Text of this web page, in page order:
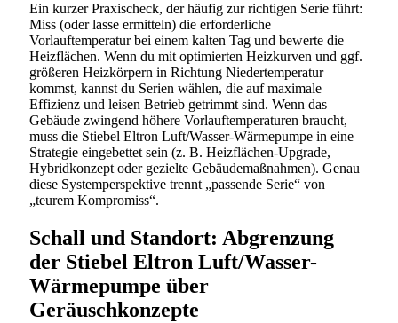
Ein kurzer Praxischeck, der häufig zur richtigen Serie führt:
Miss (oder lasse ermitteln) die erforderliche
Vorlauftemperatur bei einem kalten Tag und bewerte die
Heizflächen. Wenn du mit optimierten Heizkurven und ggf.
größeren Heizkörpern in Richtung Niedertemperatur
kommst, kannst du Serien wählen, die auf maximale
Effizienz und leisen Betrieb getrimmt sind. Wenn das
Gebäude zwingend höhere Vorlauftemperaturen braucht,
muss die Stiebel Eltron Luft/Wasser-Wärmepumpe in eine
Strategie eingebettet sein (z. B. Heizflächen-Upgrade,
Hybridkonzept oder gezielte Gebäudemaßnahmen). Genau
diese Systemperspektive trennt „passende Serie“ von
„teurem Kompromiss“.
Schall und Standort: Abgrenzung
der Stiebel Eltron Luft/Wasser-
Wärmepumpe über
Geräuschkonzepte